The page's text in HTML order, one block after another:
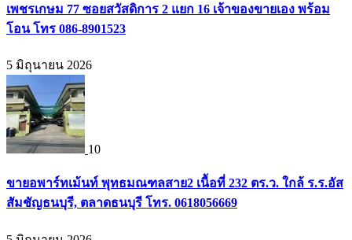
เพชรเกษม 77 ซอยสวัสดิการ 2 แยก 16 เจ้าของขายเอง พร้อม
โอน โทร 086-8901523
5 มิถุนายน 2026
10
ขายอพาร์ทเม้นท์ พุทธมณฑลสาย2 เนื้อที่ 232 ตร.ว. ใกล้ ร.ร.อัส
สัมชัญธนบุรี, ตลาดธนบุรี โทร. 0618056669